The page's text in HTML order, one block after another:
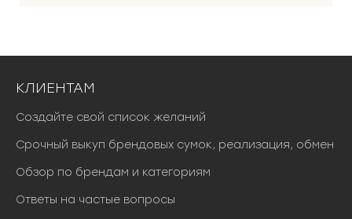
КЛИЕНТАМ
Создайте свой список желаний
Срочный выкуп брендовых сумок, реализация, обмен
Обзор по брендам и категориям
Ответы на частые вопросы